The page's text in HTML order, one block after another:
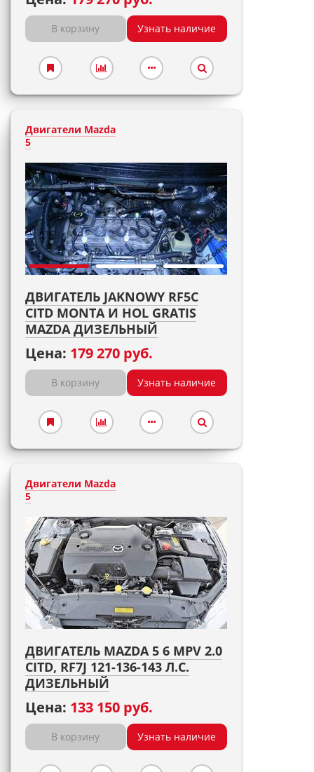
В корзину Узнать наличие
Двигатели Mazda
5
ДВИГАТЕЛЬ JAKNOWY RF5C
CITD MONTA И HOL GRATIS
MAZDA ДИЗЕЛЬНЫЙ
Цена: 179 270 руб.
В корзину Узнать наличие
Двигатели Mazda
5
ДВИГАТЕЛЬ MAZDA 5 6 MPV 2.0
CITD, RF7J 121-136-143 Л.С.
ДИЗЕЛЬНЫЙ
Цена: 133 150 руб.
В корзину Узнать наличие